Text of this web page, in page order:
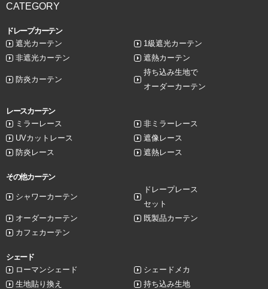
CATEGORY
ドレープカーテン
遮光カーテン
1級遮光カーテン
非遮光カーテン
遮熱カーテン
防炎カーテン
持ち込み生地で
オーダーカーテン
レースカーテン
ミラーレース
非ミラーレース
UVカットレース
遮像レース
防炎レース
遮熱レース
その他カーテン
シャワーカーテン
ドレープレース
セット
オーダーカーテン
既製品カーテン
カフェカーテン
シェード
ローマンシェード
シェードメカ
生地貼り換え
持ち込み生地